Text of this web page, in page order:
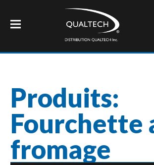
Produits:
Fourchette
fromage